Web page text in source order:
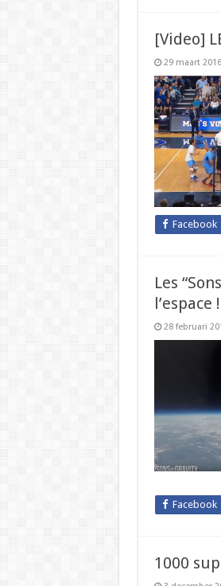
[Video]
29 maart 2016
Facebook
Les
l’espace !
28 februari
Facebook
1000